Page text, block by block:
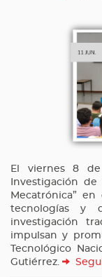
El viernes 8
Investigación
Mecatrónica”
tecnologías y
investigación
impulsan y
Tecnológico
Gutiérrez.